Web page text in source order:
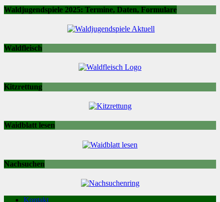
Waldjugendspiele 2025: Termine, Daten, Formulare
Waldfleisch
Kitzrettung
Waidblatt lesen
Nachsuchen
Kontakt